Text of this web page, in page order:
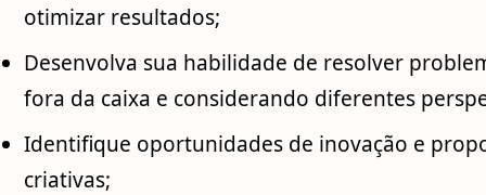
otimizar resultados;
Desenvolva sua habilidade de resolver
fora da caixa e considerando diferentes
Identifique oportunidades de inovação e
criativas;